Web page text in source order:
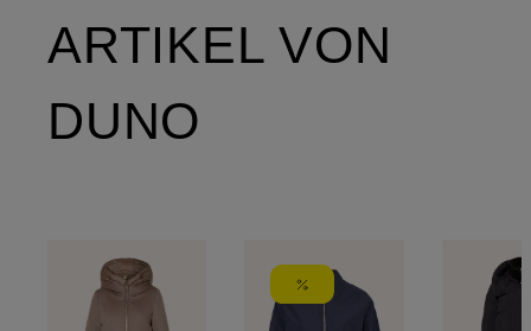
ARTIKEL VON
DUNO